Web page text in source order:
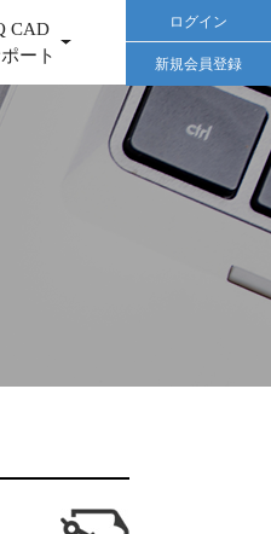
CAD
ート
ログイン
新規会員登録